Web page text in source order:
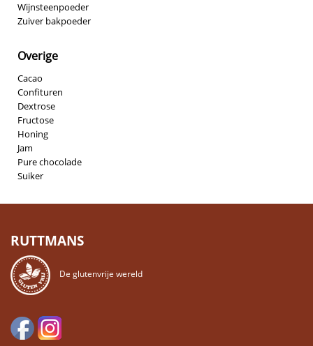
Wijnsteenpoeder
Zuiver bakpoeder
Overige
Cacao
Confituren
Dextrose
Fructose
Honing
Jam
Pure chocolade
Suiker
RUTTMANS
De glutenvrije wereld